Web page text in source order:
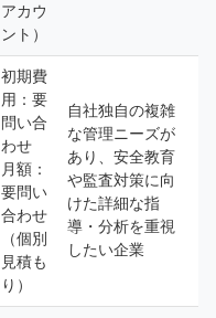
アカウ
ント）
初期費
用：要
問い合
わせ
月額：
要問い
合わせ
（個別
見積も
り）
自社独自の複雑
な管理ニーズが
あり、安全教育
や監査対策に向
けた詳細な指
導・分析を重視
したい企業